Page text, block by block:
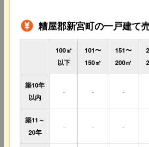
糟屋郡新宮町の一戸建て
100㎡
以下
101〜
150㎡
151〜
200㎡
築10年
以内
- - -
築11～
20年
- - -